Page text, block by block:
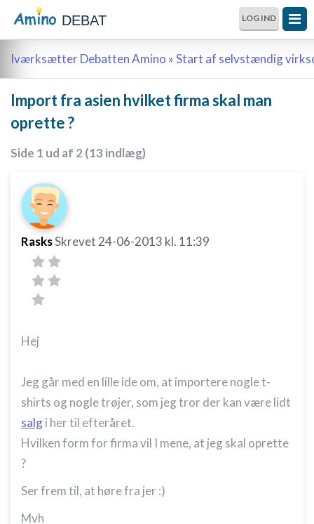
DEBAT LOG IND
Iværksætter Debatten Amino »Start af selvstændig
Import fra asien hvilket firma skal man
oprette ?
Side 1 ud af 2 (13 indlæg)
RasksSkrevet 24-06-2013 kl. 11:39
Hej
Jeg går med en lille ide om, at importere nogle t-
shirts og nogle trøjer, som jeg tror der kan være lidt
salgi her til efteråret.
Hvilken form for firma vil I mene, at jeg skal oprette
?
Ser frem til, at høre fra jer :)
Mvh